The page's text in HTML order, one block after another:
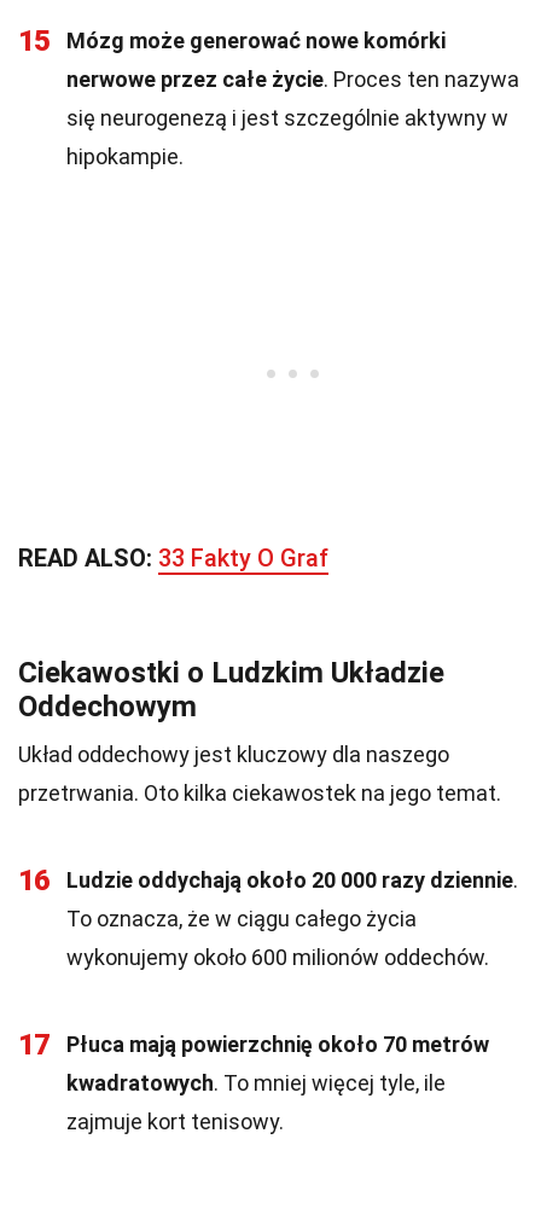
15
Mózg może generować nowe komórki
nerwowe przez całe życie. Proces ten nazywa
się neurogenezą i jest szczególnie aktywny w
hipokampie.
READ ALSO: 33 Fakty O Graf
Ciekawostki o Ludzkim Układzie
Oddechowym
Układ oddechowy jest kluczowy dla naszego
przetrwania. Oto kilka ciekawostek na jego temat.
16 Ludzie oddychają około 20 000 razy dziennie.
To oznacza, że w ciągu całego życia
wykonujemy około 600 milionów oddechów.
17
Płuca mają powierzchnię około 70 metrów
kwadratowych. To mniej więcej tyle, ile
zajmuje kort tenisowy.